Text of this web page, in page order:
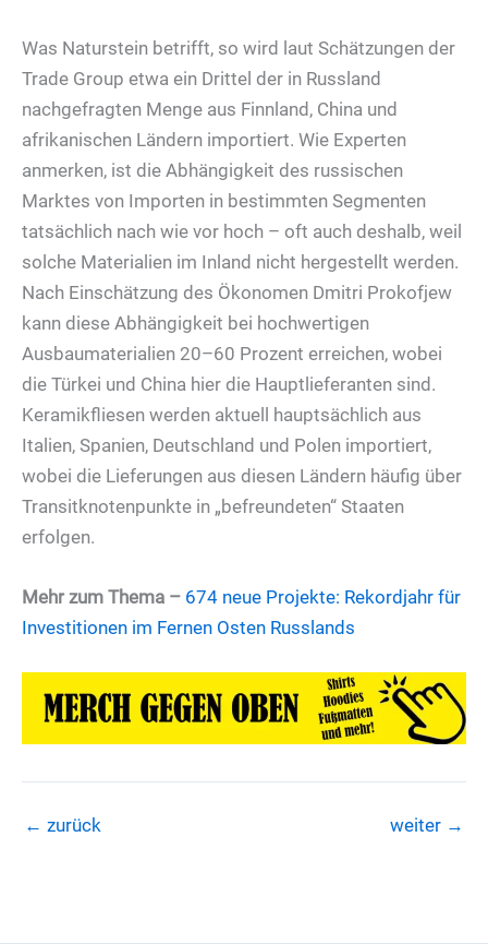
Was Naturstein betrifft, so wird laut Schätzungen der
Trade Group etwa ein Drittel der in Russland
nachgefragten Menge aus Finnland, China und
afrikanischen Ländern importiert. Wie Experten
anmerken, ist die Abhängigkeit des russischen
Marktes von Importen in bestimmten Segmenten
tatsächlich nach wie vor hoch – oft auch deshalb, weil
solche Materialien im Inland nicht hergestellt werden.
Nach Einschätzung des Ökonomen Dmitri Prokofjew
kann diese Abhängigkeit bei hochwertigen
Ausbaumaterialien 20–60 Prozent erreichen, wobei
die Türkei und China hier die Hauptlieferanten sind.
Keramikfliesen werden aktuell hauptsächlich aus
Italien, Spanien, Deutschland und Polen importiert,
wobei die Lieferungen aus diesen Ländern häufig über
Transitknotenpunkte in „befreundeten“ Staaten
erfolgen.
Mehr zum Thema – 674 neue Projekte: Rekordjahr für
Investitionen im Fernen Osten Russlands
← zurück weiter →